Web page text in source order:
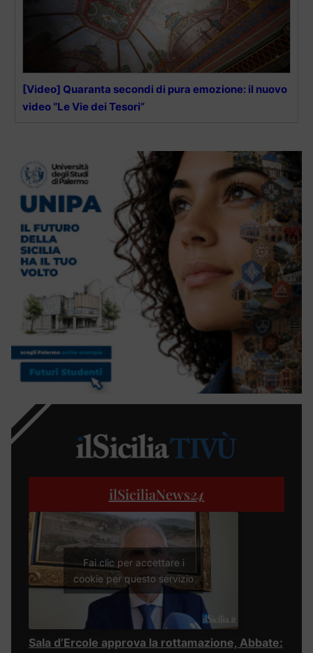
[Video] Quaranta secondi di pura emozione: il nuovo
video “Le Vie dei Tesori”
ilSiciliaNews24
Fai clic per accettare i
cookie per questo servizio
Sala d’Ercole approva la rottamazione, Abbate: